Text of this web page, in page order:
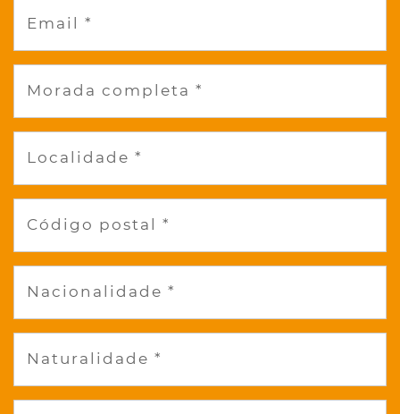
Email *
Morada completa *
Localidade *
Código postal *
Nacionalidade *
Naturalidade *